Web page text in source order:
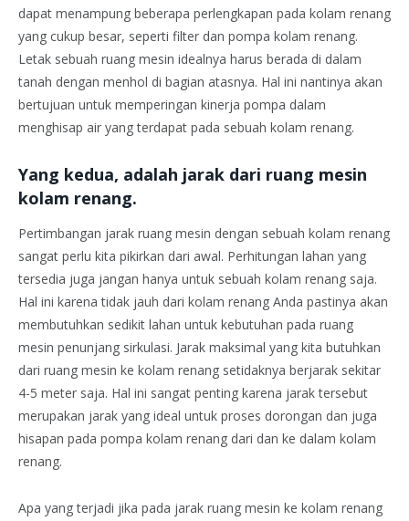
dapat menampung beberapa perlengkapan pada kolam renang
yang cukup besar, seperti filter dan pompa kolam renang.
Letak sebuah ruang mesin idealnya harus berada di dalam
tanah dengan menhol di bagian atasnya. Hal ini nantinya akan
bertujuan untuk memperingan kinerja pompa dalam
menghisap air yang terdapat pada sebuah kolam renang.
Yang kedua, adalah jarak dari ruang mesin
kolam renang.
Pertimbangan jarak ruang mesin dengan sebuah kolam renang
sangat perlu kita pikirkan dari awal. Perhitungan lahan yang
tersedia juga jangan hanya untuk sebuah kolam renang saja.
Hal ini karena tidak jauh dari kolam renang Anda pastinya akan
membutuhkan sedikit lahan untuk kebutuhan pada ruang
mesin penunjang sirkulasi. Jarak maksimal yang kita butuhkan
dari ruang mesin ke kolam renang setidaknya berjarak sekitar
4-5 meter saja. Hal ini sangat penting karena jarak tersebut
merupakan jarak yang ideal untuk proses dorongan dan juga
hisapan pada pompa kolam renang dari dan ke dalam kolam
renang.
Apa yang terjadi jika pada jarak ruang mesin ke kolam renang